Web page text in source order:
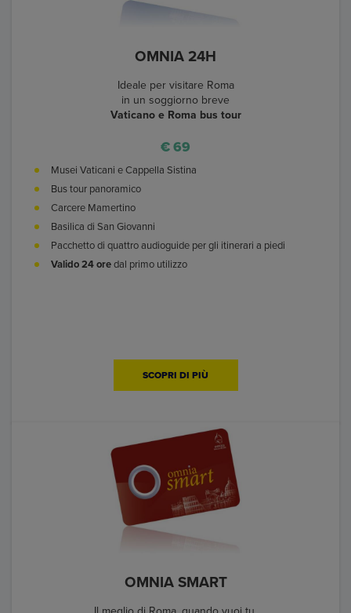
OMNIA 24H
Ideale per visitare Roma
in un soggiorno breve
Vaticano e Roma bus tour
€ 69
Musei Vaticani e Cappella Sistina
Bus tour panoramico
Carcere Mamertino
Basilica di San Giovanni
Pacchetto di quattro audioguide per gli itinerari a piedi
Valido 24 oredal primo utilizzo
SCOPRI DI PIÙ
OMNIA SMART